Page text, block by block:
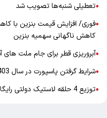
●تعطیلی شنبه‌ها تصویب شد
●فوری/ افزایش قیمت بنزین با
کاهش ناگهانی سهمیه بنزین
●آبروریزی قطر برای جام ملت های
●شرایط گرفتن پاسپورت در سال 1403 / این افراد ممنوع الخروج هستند
●توزیع 4 حلقه لاستیک دولتی رایگان با کدملی به همه